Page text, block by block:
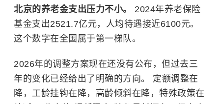
北京的养老金支出压力不小。 2024年养老保险
基金支出2521.7亿元，人均待遇接近6100元。
这个数字在全国属于第一梯队。
2026年的调整方案现在还没有公布，但过去三
年的变化已经给出了明确的方向。 定额调整在
降，工龄挂钩在降，高龄倾斜在降，特殊政策在